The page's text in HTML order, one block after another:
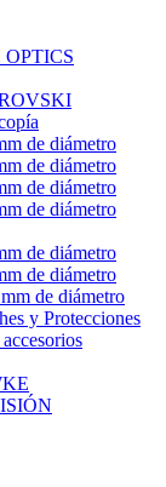
OPTICS
de diámetro
de diámetro
de diámetro
de diámetro
de diámetro
de diámetro
de diámetro
y Protecciones